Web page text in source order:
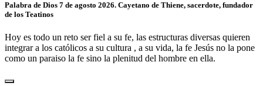
Palabra de Dios 7 de agosto 2026. Cayetano de Thiene, sacerdote, fundador
de los Teatinos
Hoy es todo un reto ser fiel a su fe, las estructuras diversas quieren
integrar a los católicos a su cultura , a su vida, la fe Jesús no la pone
como un paraiso la fe sino la plenitud del hombre en ella.